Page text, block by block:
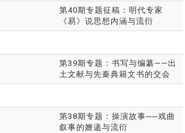
第40期专题征稿：明代专家
《易》说思想内涵与流衍
第39期专题：书写与编纂——出
土文献与先秦典籍文书的交会
第38期专题：操演故事──戏曲
叙事的嬗递与流衍